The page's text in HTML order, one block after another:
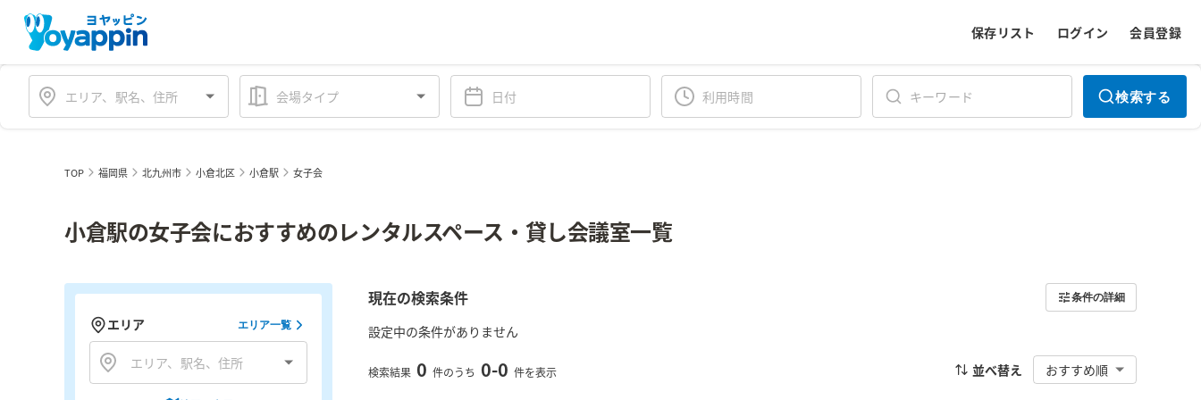
保存リスト ログイン 会員登録
会場タイプ 検索する
TOP 福岡県 北九州市 小倉北区 小倉駅 女子会
小倉駅の女子会におすすめのレンタルスペース・貸し会議室一覧
現在の検索条件 条件の詳細
設定中の条件がありません
検索結果 0 件のうち 0-0 件を表示 並べ替え おすすめ順
エリア エリア一覧